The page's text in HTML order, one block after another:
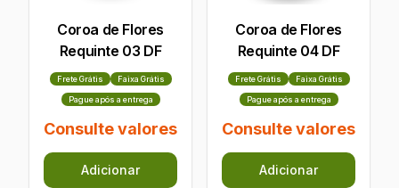
Coroa de Flores
Requinte 03 DF
Frete Grátis Faixa Grátis
Pague após a entrega
Consulte valores
Adicionar
Coroa de Flores
Requinte 04 DF
Frete Grátis Faixa Grátis
Pague após a entrega
Consulte valores
Adicionar